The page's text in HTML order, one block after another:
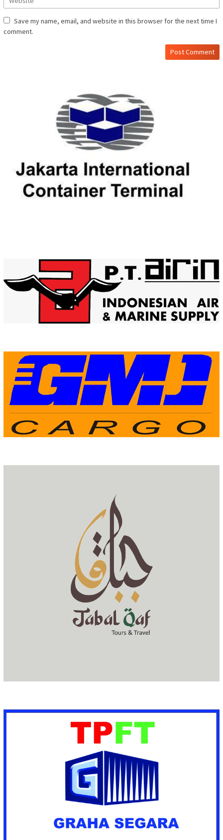
Save my name, email, and website in this browser for the next time I
comment.